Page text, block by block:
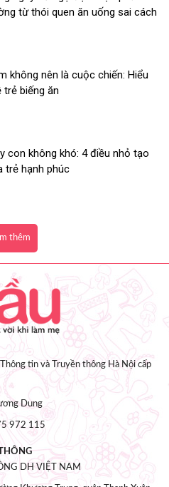
từ thói quen ăn uống sai cách
không nên là cuộc chiến: Hiểu
trẻ biếng ăn
con không khó: 4 điều nhỏ tạo
trẻ hạnh phúc
thêm
tin và Truyền thông Hà Nội cấp
Dung
972 115
DH VIỆT NAM